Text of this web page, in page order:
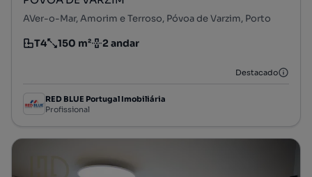
AVer-o-Mar, Amorim e Terroso, Póvoa de Varzim, Porto
Tipologia
T4
Preço por metro quadrado
150 m²
Andar 2 andar
Destacado
RED BLUE Portugal Imobiliária
Profissional